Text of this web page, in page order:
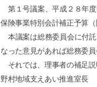
第１号議案、平成２８年
保険事業特別会計補正予算
本議案は総務委員会に付
なった意見があれば総務委
それでは、理事者の補足
野村地域支えあい推進室長